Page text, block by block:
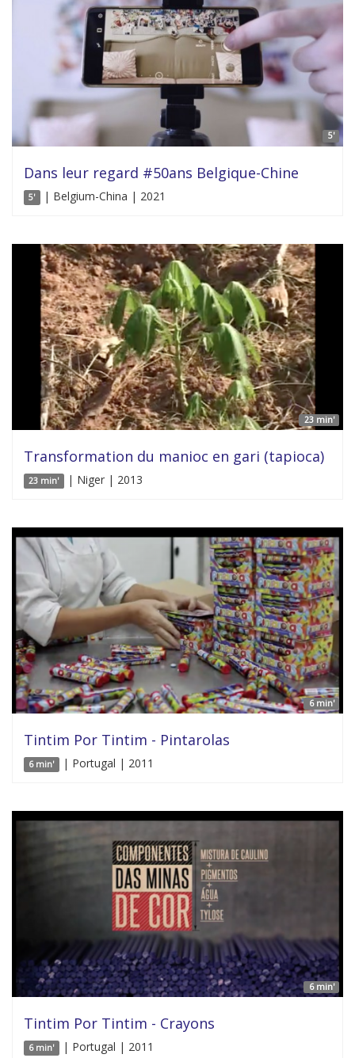
5'
Dans leur regard #50ans Belgique-Chine
5' | Belgium-China | 2021
23 min'
Transformation du manioc en gari (tapioca)
23 min' | Niger | 2013
6 min'
Tintim Por Tintim - Pintarolas
6 min' | Portugal | 2011
6 min'
Tintim Por Tintim - Crayons
6 min' | Portugal | 2011